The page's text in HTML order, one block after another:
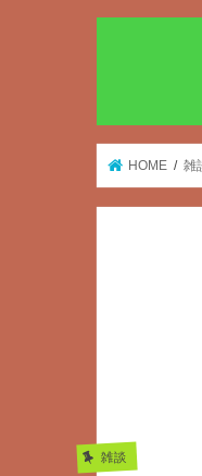
HOME 雑
雑談